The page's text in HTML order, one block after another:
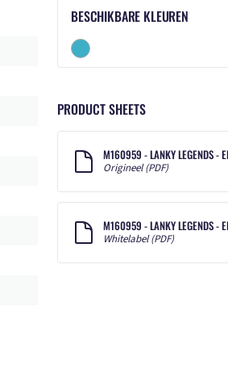
BESCHIKBARE KLEUREN
PRODUCT SHEETS
M160959 - LANKY LEGENDS -
Origineel (PDF)
M160959 - LANKY LEGENDS -
Whitelabel (PDF)